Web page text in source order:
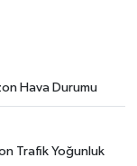
Hava Durumu
Trafik Yoğunluk